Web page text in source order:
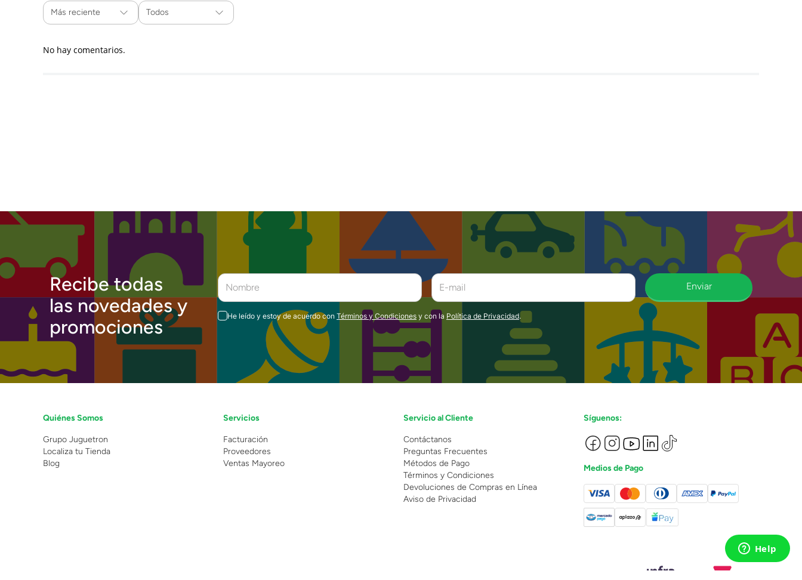
Más reciente Todos
No hay comentarios.
Recibe todas
las novedades y
promociones
Enviar
He leído y estoy de acuerdo con Términos y Condiciones y con la Política de Privacidad.
Quiénes Somos
Grupo Juguetron
Localiza tu Tienda
Blog
Servicios
Facturación
Proveedores
Ventas Mayoreo
Servicio al Cliente
Contáctanos
Preguntas Frecuentes
Métodos de Pago
Términos y Condiciones
Devoluciones de Compras en Línea
Aviso de Privacidad
Síguenos:
Medios de Pago